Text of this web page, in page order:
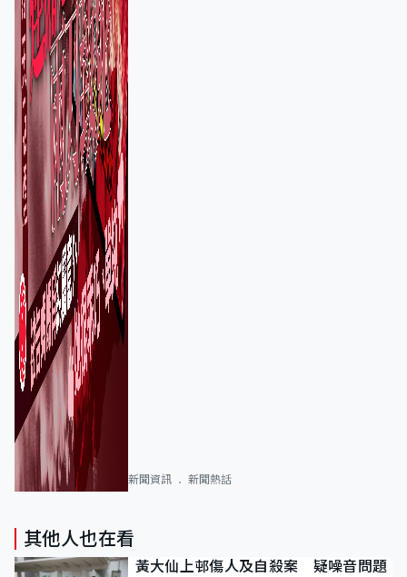
新聞資訊 新聞熱話
其他人也在看
黃大仙上邨傷人及自殺案 疑噪音問題